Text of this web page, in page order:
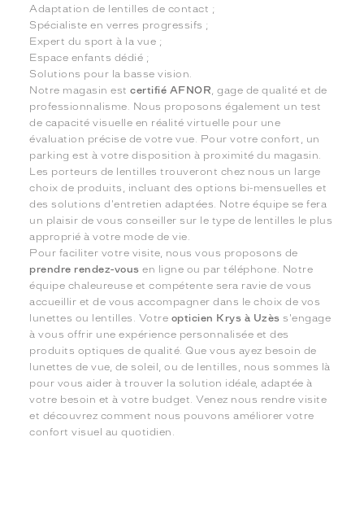
Adaptation de lentilles de contact ;
Spécialiste en verres progressifs ;
Expert du sport à la vue ;
Espace enfants dédié ;
Solutions pour la basse vision.
Notre magasin estcertifié AFNOR, gage de qualité et de
professionnalisme. Nous proposons également un test
de capacité visuelle en réalité virtuelle pour une
évaluation précise de votre vue. Pour votre confort, un
parking est à votre disposition à proximité du magasin.
Les porteurs de lentilles trouveront chez nous un large
choix de produits, incluant des options bi-mensuelles et
des solutions d'entretien adaptées. Notre équipe se fera
un plaisir de vous conseiller sur le type de lentilles le plus
approprié à votre mode de vie.
Pour faciliter votre visite, nous vous proposons de
prendre rendez-vous en ligne ou par téléphone. Notre
équipe chaleureuse et compétente sera ravie de vous
accueillir et de vous accompagner dans le choix de vos
lunettes ou lentilles. Votre opticien Krys à Uzès s'engage
à vous offrir une expérience personnalisée et des
produits optiques de qualité. Que vous ayez besoin de
lunettes de vue, de soleil, ou de lentilles, nous sommes là
pour vous aider à trouver la solution idéale, adaptée à
votre besoin et à votre budget. Venez nous rendre visite
et découvrez comment nous pouvons améliorer votre
confort visuel au quotidien.